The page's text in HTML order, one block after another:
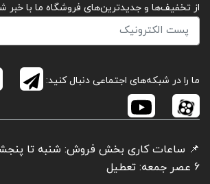
از تخفیف‌ها و جدیدترین‌های فروشگاه ما با خبر
ما را در شبکه‌های اجتماعی دنبال کنید:
6 عصر جمعه: تعطیل